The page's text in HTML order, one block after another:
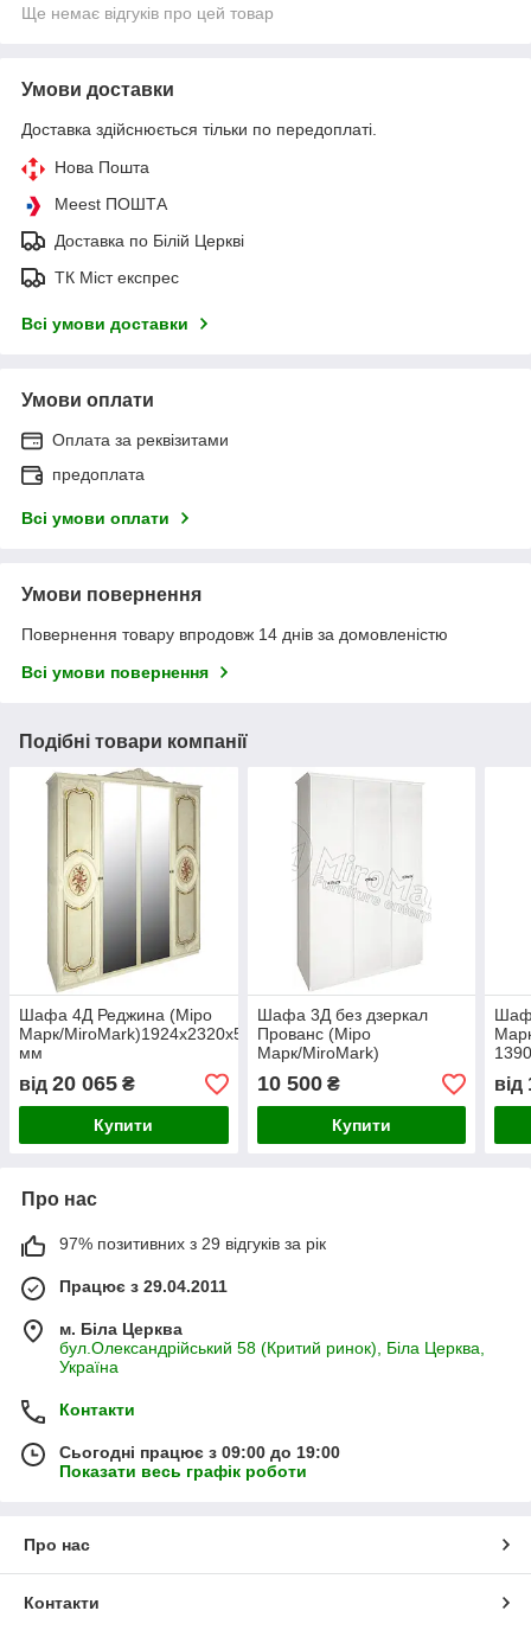
Ще немає відгуків про цей товар
Умови доставки
Доставка здійснюється тільки по передоплаті.
Нова Пошта
Meest ПОШТА
Доставка по Білій Церкві
ТК Міст експрес
Всі умови доставки
Умови оплати
Оплата за реквізитами
предоплата
Всі умови оплати
Умови повернення
Повернення товару впродовж 14 днів за домовленістю
Всі умови повернення
Подібні товари компанії
Шафа 4Д Реджина (Міро
Марк/MiroMark)1924х2320х595
мм
від 20 065 ₴
Купити
Шафа 3Д без дзеркал
Прованс (Міро
Марк/MiroMark)
10 500₴
Купити
від
Про нас
97% позитивних з 29 відгуків за рік
Працює з 29.04.2011
м. Біла Церква
бул.Олександрійський 58 (Критий ринок), Біла Церква,
Україна
Контакти
Сьогодні працює з 09:00 до 19:00
Показати весь графік роботи
Про нас
Контакти